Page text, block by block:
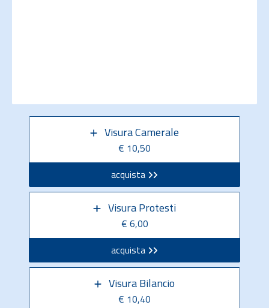
Visura Camerale
€ 10,50
acquista
Visura Protesti
€ 6,00
acquista
Visura Bilancio
€ 10,40